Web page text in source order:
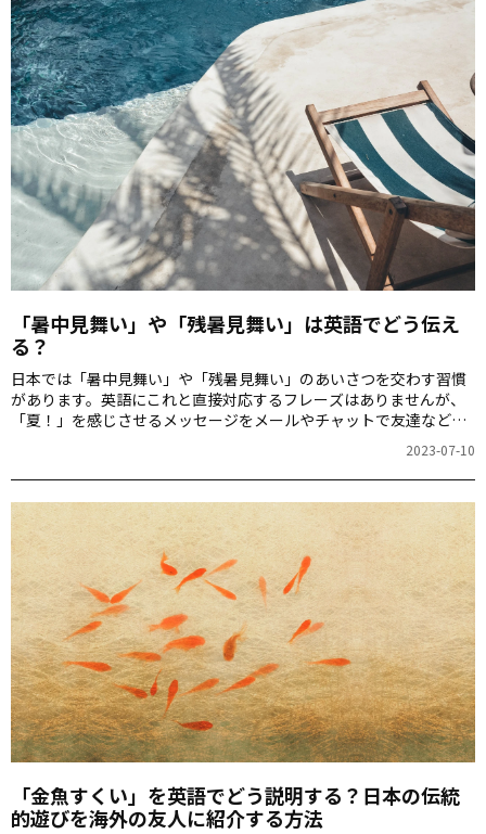
「暑中見舞い」や「残暑見舞い」は英語でどう伝え
る？
日本では「暑中見舞い」や「残暑見舞い」のあいさつを交わす習慣
があります。英語にこれと直接対応するフレーズはありませんが、
「夏！」を感じさせるメッセージをメールやチャットで友達などに
2023-07-10
「金魚すくい」を英語でどう説明する？日本の伝統
的遊びを海外の友人に紹介する方法